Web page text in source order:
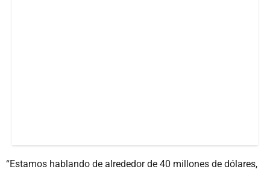
“Estamos hablando de alrededor de 40 millones de dólares,